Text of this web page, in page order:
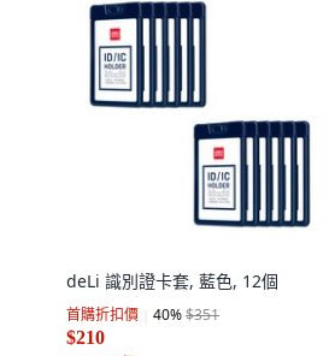
deLi 識別證卡套, 藍色, 12個
首購折扣價 40%$351
$210